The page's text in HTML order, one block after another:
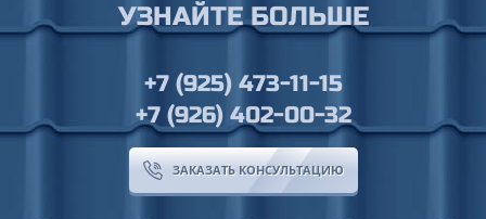
УЗНАЙТЕ БОЛЬШЕ
+7 (925) 473-11-15
+7 (926) 402-00-32
ЗАКАЗАТЬ КОНСУЛЬТАЦИЮ